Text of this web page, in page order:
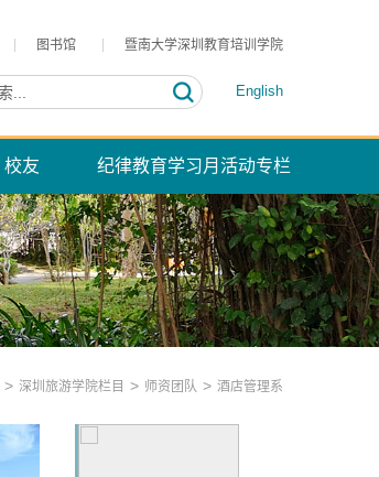
图书馆 暨南大学深圳教育培训学院
English
校友 纪律教育学习月活动专栏
> 深圳旅游学院栏目 > 师资团队 > 酒店管理系